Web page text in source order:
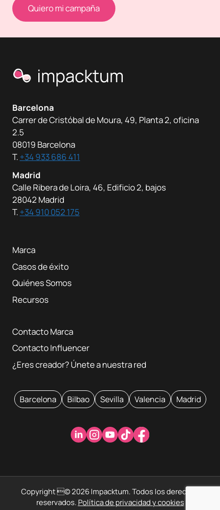
Quiero mi campaña
Barcelona
Carrer de Cristóbal de Moura, 49, Planta 2, oficina
2.5
08019 Barcelona
T. +34 933 686 411
Madrid
Calle Ribera de Loira, 46, Edificio 2, bajos
28042 Madrid
T. +34 910 052 175
Marca
Casos de éxito
Quiénes Somos
Recursos
Contacto Marca
Contacto Influencer
¿Eres creador? Únete a nuestra red
Barcelona Bilbao Sevilla Valencia Madrid
Copyright © 2026 Impacktum. Todos los derechos
reservados. Política de privacidad y cookies